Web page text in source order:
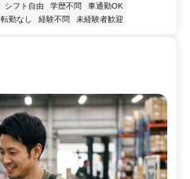
シフト自由 学歴不問
車通勤OK
転勤なし 経験不問 未経験者歓迎